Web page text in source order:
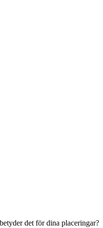
det för dina placeringar?